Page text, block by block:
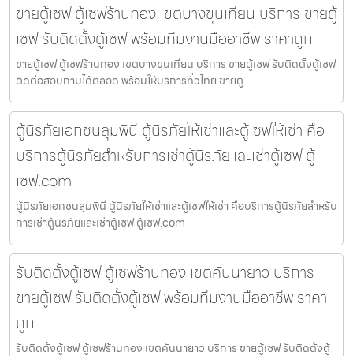
ขายตู้เซฟ ตู้เซฟร้านทอง เขตบางขุนเทียน บริการ ขายตู้
เซฟ รับติดตั้งตู้เซฟ พร้อมทีมงานมืออาชีพ ราคาถูก
ขายตู้เซฟ ตู้เซฟร้านทอง เขตบางขุนเทียน บริการ ขายตู้เซฟ รับติดตั้งตู้เซฟ
ติดต่อสอบถามได้ตลอด พร้อมให้บริการทั่วไทย ขายตู
ตู้นิรภัยเอกชนลุมพินี ตู้นิรภัยให้เช่าและตู้เซฟให้เช่า คือ
บริการตู้นิรภัยสำหรับการเช่าตู้นิรภัยและเช่าตู้เซฟ ตู้
เซฟ.com
ตู้นิรภัยเอกชนลุมพินี ตู้นิรภัยให้เช่าและตู้เซฟให้เช่า คือบริการตู้นิรภัยสำหรับ
การเช่าตู้นิรภัยและเช่าตู้เซฟ ตู้เซฟ.com
รับติดตั้งตู้เซฟ ตู้เซฟร้านทอง เขตคันนายาว บริการ
ขายตู้เซฟ รับติดตั้งตู้เซฟ พร้อมทีมงานมืออาชีพ ราคา
ถูก
รับติดตั้งตู้เซฟ ตู้เซฟร้านทอง เขตคันนายาว บริการ ขายตู้เซฟ รับติดตั้งตู้